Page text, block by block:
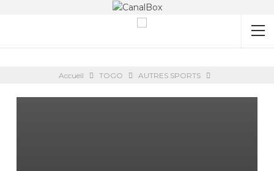
Accueil TOGO AUTRES SPORTS